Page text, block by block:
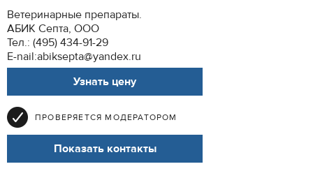
Ветеринарные препараты.
АБИК Септа, ООО
Тел.: (495) 434-91-29
E-nail:abiksepta@yandex.ru
Узнать цену
ПРОВЕРЯЕТСЯ МОДЕРАТОРОМ
Показать контакты